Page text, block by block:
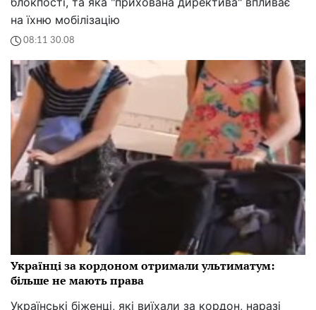
на їхню мобілізацію
08:11 30.08
Українці за кордоном отримали ультиматум:
більше не мають права
Українські біженці, які виїхали за кордон, наразі